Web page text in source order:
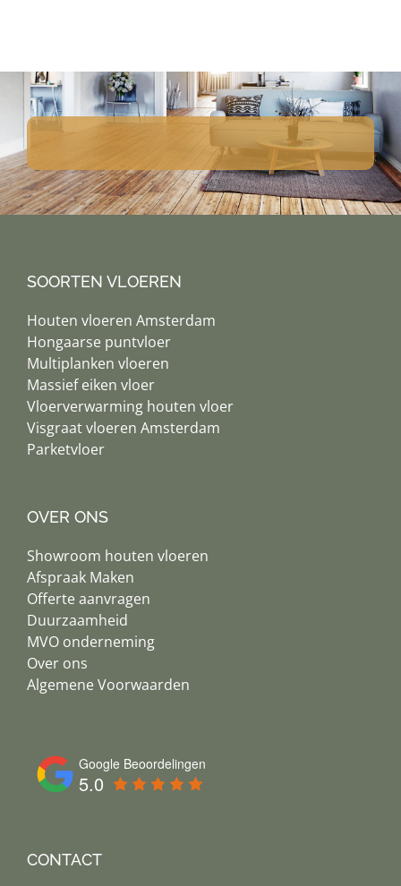
SOORTEN VLOEREN
Houten vloeren Amsterdam
Hongaarse puntvloer
Multiplanken vloeren
Massief eiken vloer
Vloerverwarming houten vloer
Visgraat vloeren Amsterdam
Parketvloer
OVER ONS
Showroom houten vloeren
Afspraak Maken
Offerte aanvragen
Duurzaamheid
MVO onderneming
Over ons
Algemene Voorwaarden
Google Beoordelingen
5.0
CONTACT